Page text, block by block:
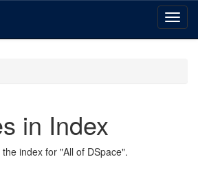
in Index
index for "All of DSpace".